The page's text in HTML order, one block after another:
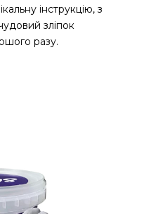
інструкцію, з
зліпок
разу.